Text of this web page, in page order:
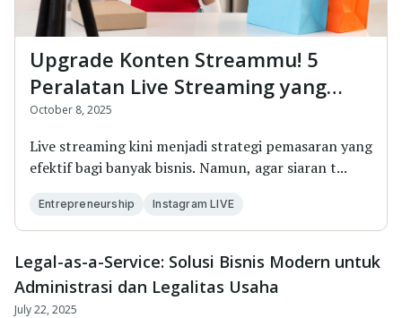
Upgrade Konten Streammu! 5
Peralatan Live Streaming yang
Wajib Dimiliki Pebisnis
October 8, 2025
Live streaming kini menjadi strategi pemasaran yang
efektif bagi banyak bisnis. Namun, agar siaran t...
Entrepreneurship Instagram LIVE
Legal-as-a-Service: Solusi Bisnis Modern untuk
Administrasi dan Legalitas Usaha
July 22, 2025